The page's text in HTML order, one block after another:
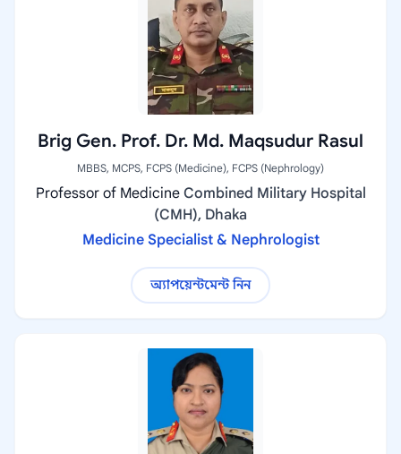
Brig Gen. Prof. Dr. Md. Maqsudur Rasul
MBBS, MCPS, FCPS (Medicine), FCPS (Nephrology)
Professor of Medicine Combined Military Hospital
(CMH), Dhaka
Medicine Specialist & Nephrologist
অ্যাপয়েন্টমেন্ট নিন